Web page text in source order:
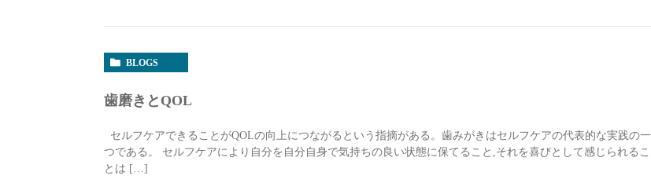
BLOGS
歯磨きとQOL
セルフケアできることがQOLの向上につながるという指摘がある。歯みがきはセルフケアの代表的な実践の一
つである。 セルフケアにより自分を自分自身で気持ちの良い状態に保てること,それを喜びとして感じられるこ
とは […]